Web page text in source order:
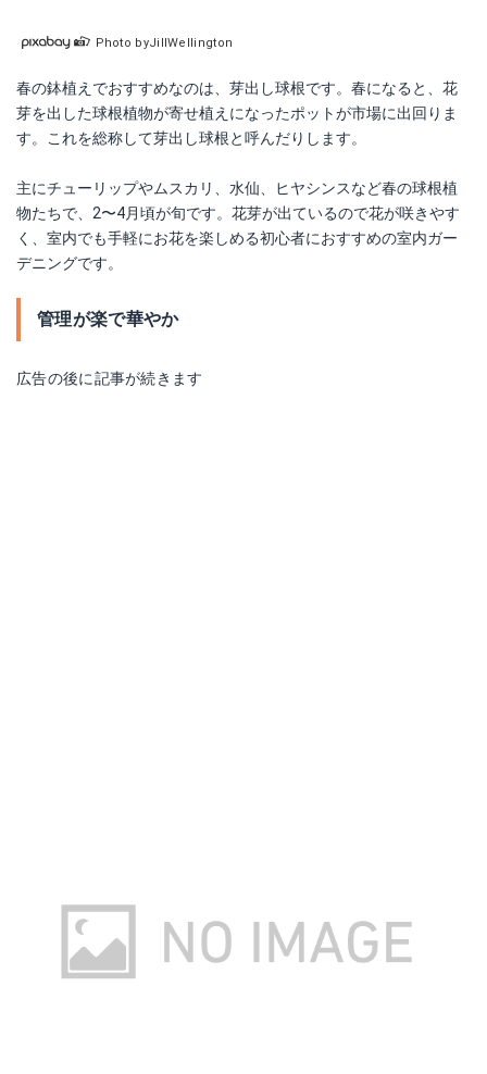
Photo byJillWellington
春の鉢植えでおすすめなのは、芽出し球根です。春になると、花
芽を出した球根植物が寄せ植えになったポットが市場に出回りま
す。これを総称して芽出し球根と呼んだりします。
主にチューリップやムスカリ、水仙、ヒヤシンスなど春の球根植
物たちで、2〜4月頃が旬です。花芽が出ているので花が咲きやす
く、室内でも手軽にお花を楽しめる初心者におすすめの室内ガー
デニングです。
管理が楽で華やか
広告の後に記事が続きます